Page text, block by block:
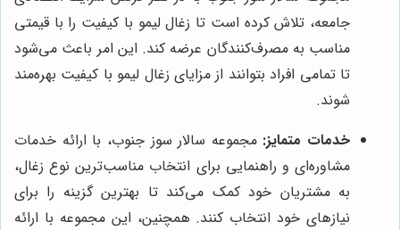
جامعه، تلاش کرده است تا زغال لیمو با کیفیت را با قیمتی
مناسب به مصرف‌کنندگان عرضه کند. این امر باعث می‌شود
تا تمامی افراد بتوانند از مزایای زغال لیمو با کیفیت بهره‌مند
شوند.
خدمات متمایز: مجموعه سالار سوز جنوب، با ارائه خدمات
مشاوره‌ای و راهنمایی برای انتخاب مناسب‌ترین نوع زغال،
به مشتریان خود کمک می‌کند تا بهترین گزینه را برای
نیازهای خود انتخاب کنند. همچنین، این مجموعه با ارائه